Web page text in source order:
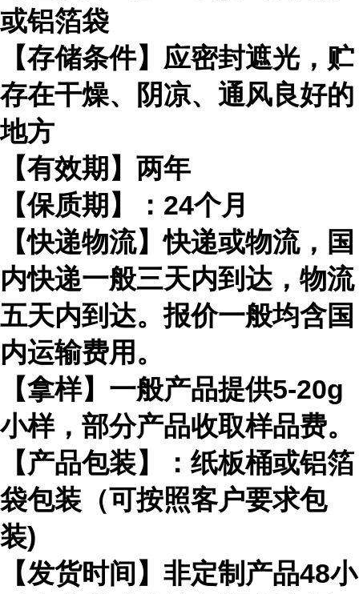
或铝箔袋
【存储条件】应密封遮光，贮
存在干燥、阴凉、通风良好的
地方
【有效期】两年
【保质期】：24个月
【快递物流】快递或物流，国
内快递一般三天内到达，物流
五天内到达。报价一般均含国
内运输费用。
【拿样】一般产品提供5-20g
小样，部分产品收取样品费。
【产品包装】：纸板桶或铝箔
袋包装（可按照客户要求包
装)
【发货时间】非定制产品48小